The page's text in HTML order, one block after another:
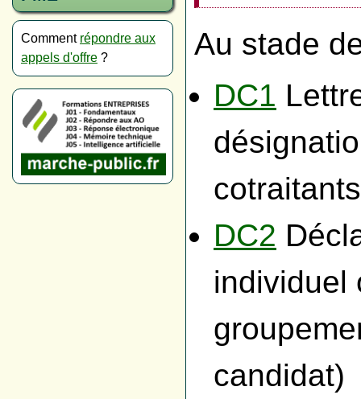
Comment répondre aux
appels d'offre ?
Au stade
DC1
DC2
individuel
candidat)